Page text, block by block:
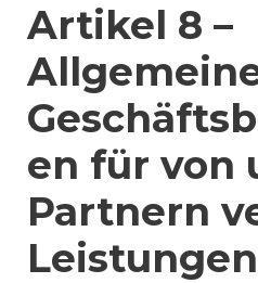
Artikel 8 –
en für von
Partnern
Leistungen